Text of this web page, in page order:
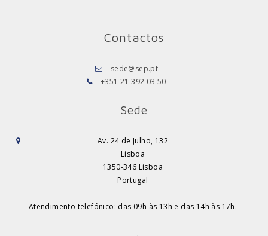
Contactos
sede@sep.pt
+351 21 392 03 50
Sede
Av. 24 de Julho, 132
Lisboa
1350-346 Lisboa
Portugal
Atendimento telefónico: das 09h às 13h e das 14h às 17h.